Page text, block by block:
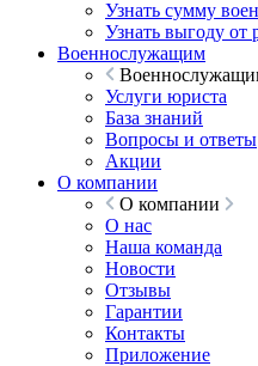
Узнать сумму
Узнать выгоду от
Военнослужащим
Услуги юриста
База знаний
Вопросы и ответы
Акции
О компании
О компании
О нас
Наша команда
Новости
Отзывы
Гарантии
Контакты
Приложение